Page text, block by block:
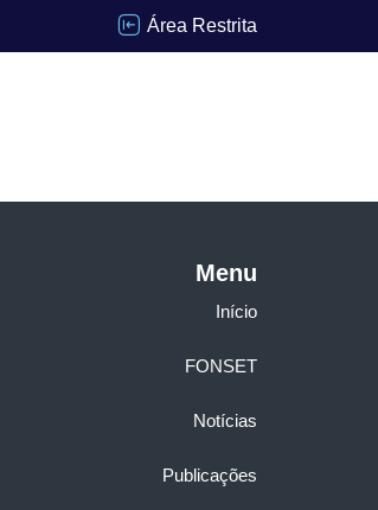
Área Restrita
Menu
Início
FONSET
Notícias
Publicações